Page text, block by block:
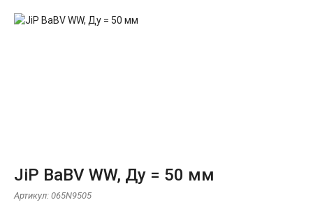
JiP BaBV WW, Ду = 50 мм
Артикул: 065N9505